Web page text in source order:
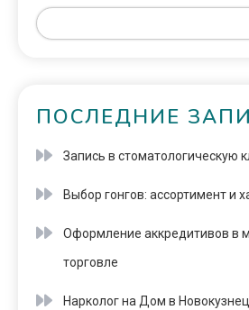
ПОСЛЕДНИЕ
Запись в стоматологическую
Выбор гонгов: ассортимент и
Оформление аккредитивов в
торговле
Нарколог на Дом в